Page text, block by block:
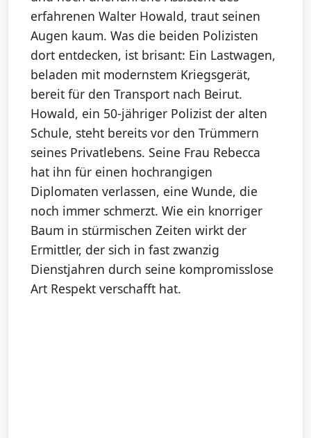
erfahrenen Walter Howald, traut seinen
Augen kaum. Was die beiden Polizisten
dort entdecken, ist brisant: Ein Lastwagen,
beladen mit modernstem Kriegsgerät,
bereit für den Transport nach Beirut.
Howald, ein 50-jähriger Polizist der alten
Schule, steht bereits vor den Trümmern
seines Privatlebens. Seine Frau Rebecca
hat ihn für einen hochrangigen
Diplomaten verlassen, eine Wunde, die
noch immer schmerzt. Wie ein knorriger
Baum in stürmischen Zeiten wirkt der
Ermittler, der sich in fast zwanzig
Dienstjahren durch seine kompromisslose
Art Respekt verschafft hat.